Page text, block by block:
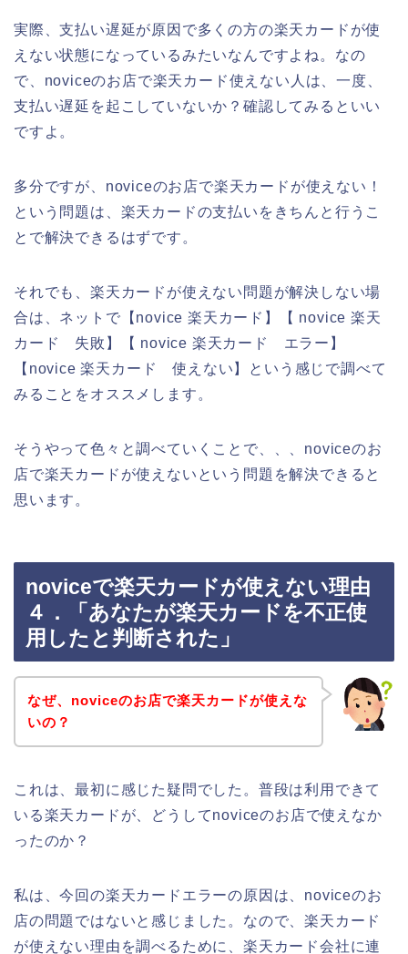
実際、支払い遅延が原因で多くの方の楽天カードが使
えない状態になっているみたいなんですよね。なの
で、noviceのお店で楽天カード使えない人は、一度、
支払い遅延を起こしていないか？確認してみるといい
ですよ。
多分ですが、noviceのお店で楽天カードが使えない！
という問題は、楽天カードの支払いをきちんと行うこ
とで解決できるはずです。
それでも、楽天カードが使えない問題が解決しない場
合は、ネットで【novice 楽天カード】【 novice 楽天
カード 失敗】【 novice 楽天カード エラー】
【novice 楽天カード 使えない】という感じで調べて
みることをオススメします。
そうやって色々と調べていくことで、、、noviceのお
店で楽天カードが使えないという問題を解決できると
思います。
noviceで楽天カードが使えない理由
４．「あなたが楽天カードを不正使
用したと判断された」
なぜ、noviceのお店で楽天カードが使えな
いの？
これは、最初に感じた疑問でした。普段は利用できて
いる楽天カードが、どうしてnoviceのお店で使えなか
ったのか？
私は、今回の楽天カードエラーの原因は、noviceのお
店の問題ではないと感じました。なので、楽天カード
が使えない理由を調べるために、楽天カード会社に連